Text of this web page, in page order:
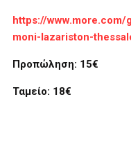
https://
moni-lazariston-
Προπώληση: 15€
Ταμείο: 18€